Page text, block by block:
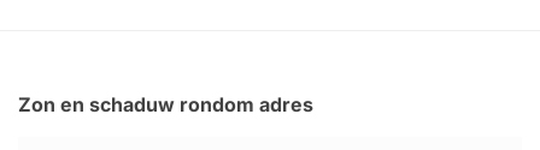
Zon en schaduw rondom adres